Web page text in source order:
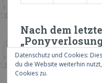
Nach dem
Datenschutz und Cookies:
du die Website weiterhin
Cookies zu.